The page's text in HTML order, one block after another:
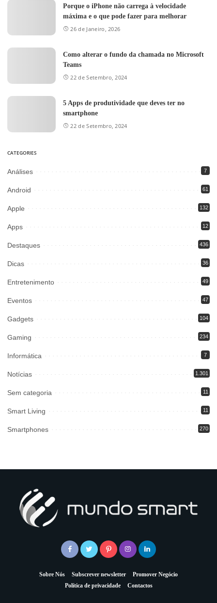
Porque o iPhone não carrega à velocidade
máxima e o que pode fazer para melhorar
26 de Janeiro, 2026
Como alterar o fundo da chamada no Microsoft
Teams
22 de Setembro, 2024
5 Apps de produtividade que deves ter no
smartphone
22 de Setembro, 2024
CATEGORIES
Análises 7
Android 61
Apple 132
Apps 12
Destaques 436
Dicas 36
Entretenimento 49
Eventos 47
Gadgets 104
Gaming 234
Informática 7
Notícias 1.301
Sem categoria 11
Smart Living 11
Smartphones 270
Sobre Nós Subscrever newsletter
Promover Negócio
Política de privacidade
Contactos